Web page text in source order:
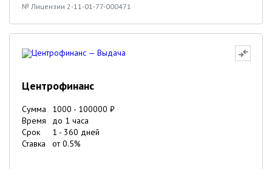
№ Лицензии 2-11-01-77-000471
Центрофинанс
Сумма 1000 - 100000 ₽
Время
до 1 часа
Срок
1 - 360 дней
Ставка
от0.5%